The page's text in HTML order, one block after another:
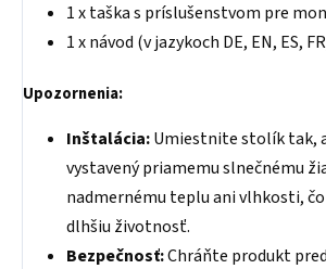
1 x taška s príslušenstvom pre
1 x návod (v jazykoch DE, EN, ES,
Upozornenia:
Inštalácia:Umiestnite stolík tak,
vystavený priamemu slnečnému
nadmernému teplu ani vlhkosti,
dlhšiu životnosť.
Bezpečnosť:Chráňte produkt